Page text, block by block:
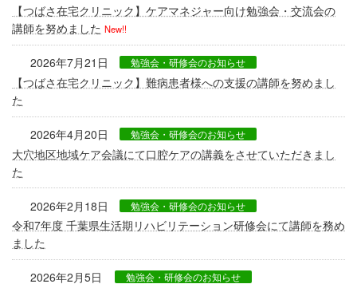
【つばさ在宅クリニック】ケアマネジャー向け勉強会・交流会の
講師を努めました New!!
2026年7月21日 勉強会・研修会のお知らせ
【つばさ在宅クリニック】難病患者様への支援の講師を努めまし
た
2026年4月20日 勉強会・研修会のお知らせ
大穴地区地域ケア会議にて口腔ケアの講義をさせていただきまし
た
2026年2月18日 勉強会・研修会のお知らせ
令和7年度 千葉県生活期リハビリテーション研修会にて講師を務め
ました
2026年2月5日 勉強会・研修会のお知らせ